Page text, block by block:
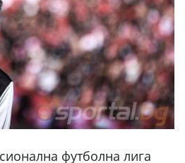
футболна лига